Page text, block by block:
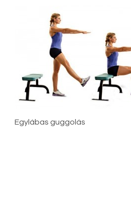
Egylábas guggolás